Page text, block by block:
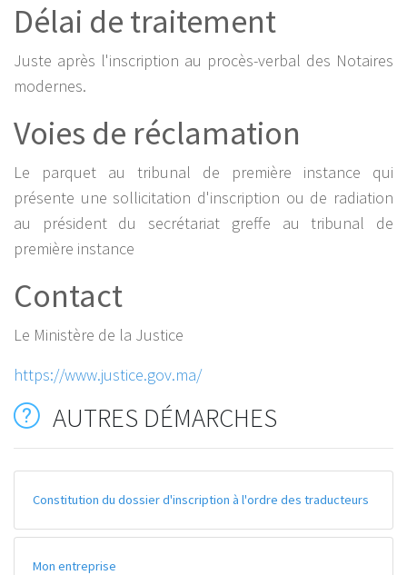
Délai de traitement
Juste après l'inscription au procès-verbal des Notaires
modernes.
Voies de réclamation
Le parquet au tribunal de première instance qui
présente une sollicitation d'inscription ou de radiation
au président du secrétariat greffe au tribunal de
première instance
Contact
Le Ministère de la Justice
https://www.justice.gov.ma/
AUTRES DÉMARCHES
Constitution du dossier d'inscription à l'ordre des traducteurs
Mon entreprise